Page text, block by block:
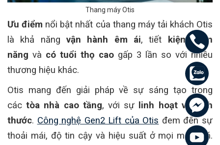
Thang máy Otis
Ưu điểm nổi bật nhất của thang máy tải khách Otis
là khả năng vận hành êm ái, tiết
kiệm điện
năng và có tuổi thọ cao gấp 3 lần so với nhiều
thương hiệu khác.
Otis mang đến giải pháp về sự sáng tạo trong
cáctòa nhà cao tầng, với sự
linh hoạt về kích
thước. Công nghệ Gen2 Lift của Otis đem đến sự
thoải mái, độ tin cậy và hiệu suất ở mọi mức giá.